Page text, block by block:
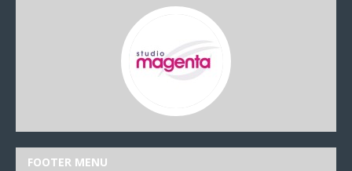
FOOTER MENU